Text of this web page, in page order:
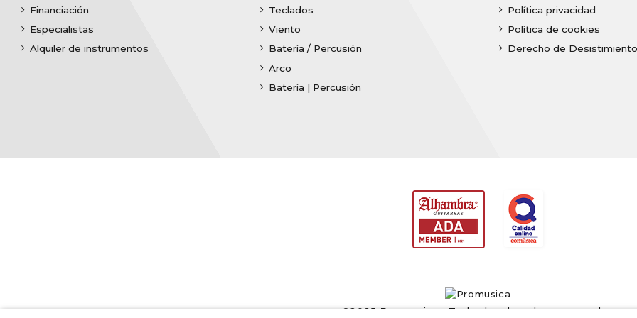
Financiación
Especialistas
Alquiler de instrumentos
Teclados
Viento
Batería / Percusión
Arco
Batería | Percusión
Política privacidad
Política de cookies
Derecho de Desistimiento
©2025Promusica· Todos los derechos reservados